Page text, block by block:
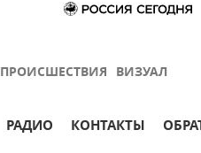
ПРОИСШЕСТВИЯ ВИЗУАЛ
РАДИО КОНТАКТЫ